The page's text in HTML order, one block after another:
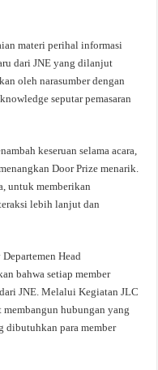
materi perihal informasi
dari JNE yang dilanjut
oleh narasumber dengan
seputar pemasaran
keseruan selama acara,
Door Prize menarik.
untuk memberikan
lebih lanjut dan
Head
bahwa setiap member
JNE. Melalui Kegiatan JLC
hubungan yang
dibutuhkan para member